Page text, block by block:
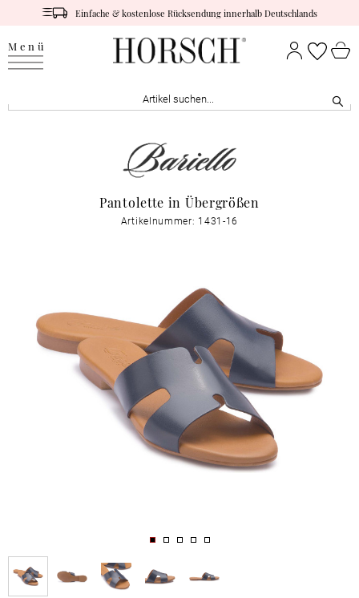
Einfache & kostenlose Rücksendung innerhalb Deutschlands
Menü
Pantolette in Übergrößen
Artikelnummer: 1431-16